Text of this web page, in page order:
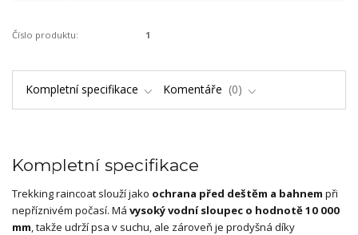
Číslo produktu: 1
Kompletní specifikace Komentáře 0
Kompletní specifikace
Trekking raincoat slouží jako ochrana před deštěm a bahnem při
nepříznivém počasí. Má vysoký vodní sloupec o hodnotě 10 000
mm, takže udrží psa v suchu, ale zároveň je prodyšná díky